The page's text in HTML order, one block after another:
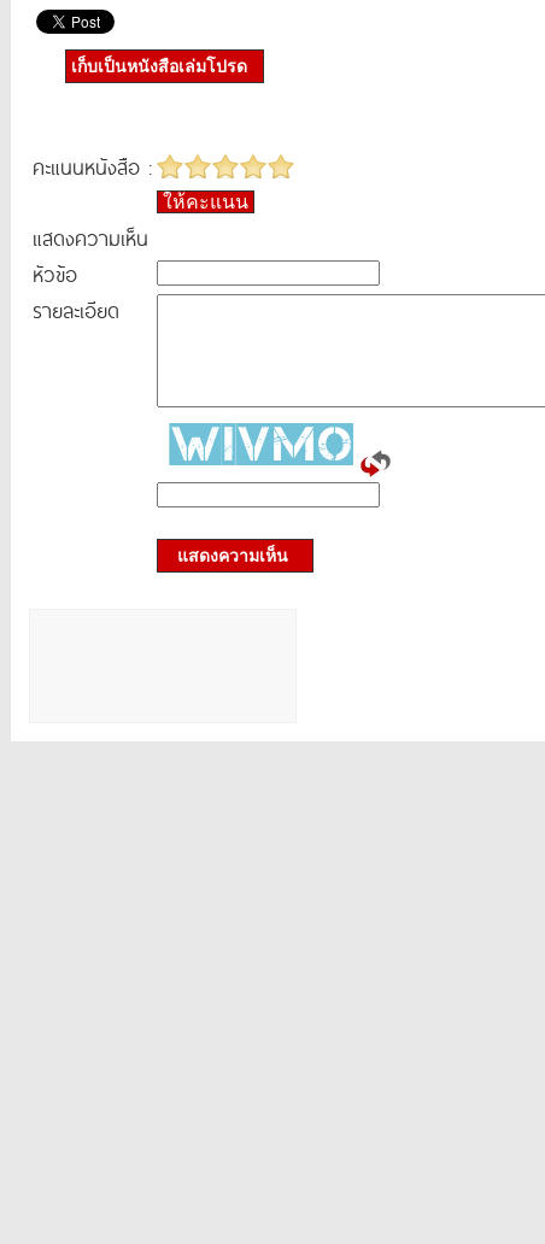
เก็บเป็นหนังสือเล่มโปรด
คะแนนหนังสือ :
ให้คะแนน
แสดงความเห็น
หัวข้อ
รายละเอียด
แสดงความเห็น